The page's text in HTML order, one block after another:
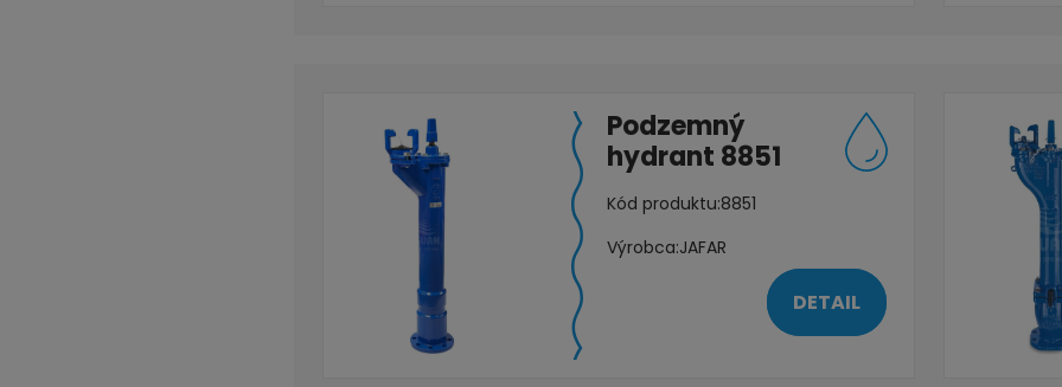
Podzemný
hydrant 8851
Kód produktu:8851
Výrobca:JAFAR
DETAIL